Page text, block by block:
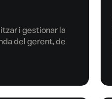
i gestionar la
del gerent, de